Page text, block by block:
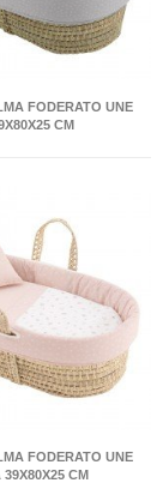
FODERATO UNE
CM
FODERATO UNE
CM